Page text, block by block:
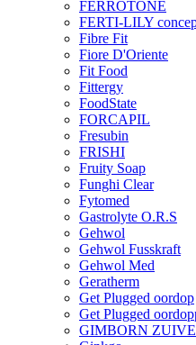
FERROTONE
FERTI-LILY
Fibre Fit
Fiore D'Oriente
Fit Food
Fittergy
FoodState
FORCAPIL
Fresubin
FRISHI
Fruity Soap
Funghi Clear
Fytomed
Gastrolyte O.R.S
Gehwol
Gehwol Fusskraft
Gehwol Med
Geratherm
Get Plugged oordop
Get Plugged
GIMBORN